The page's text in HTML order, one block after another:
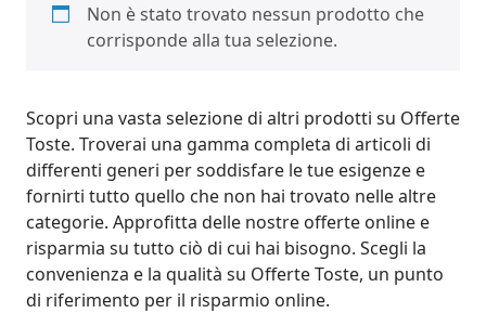
Non è stato trovato nessun prodotto che
corrisponde alla tua selezione.
Scopri una vasta selezione di altri prodotti su Offerte
Toste. Troverai una gamma completa di articoli di
differenti generi per soddisfare le tue esigenze e
fornirti tutto quello che non hai trovato nelle altre
categorie. Approfitta delle nostre offerte online e
risparmia su tutto ciò di cui hai bisogno. Scegli la
convenienza e la qualità su Offerte Toste, un punto
di riferimento per il risparmio online.